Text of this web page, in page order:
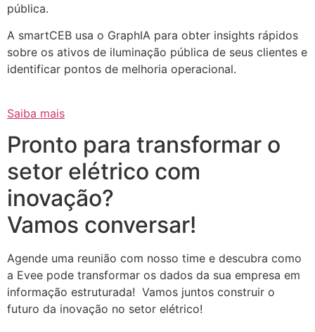
pública.
A smartCEB usa o GraphIA para obter insights rápidos
sobre os ativos de iluminação pública de seus clientes e
identificar pontos de melhoria operacional.
Saiba mais
Pronto para transformar o
setor elétrico com
inovação?
Vamos conversar!
Agende uma reunião com nosso time e descubra como
a Evee pode transformar os dados da sua empresa em
informação estruturada! Vamos juntos construir o
futuro da inovação no setor elétrico!